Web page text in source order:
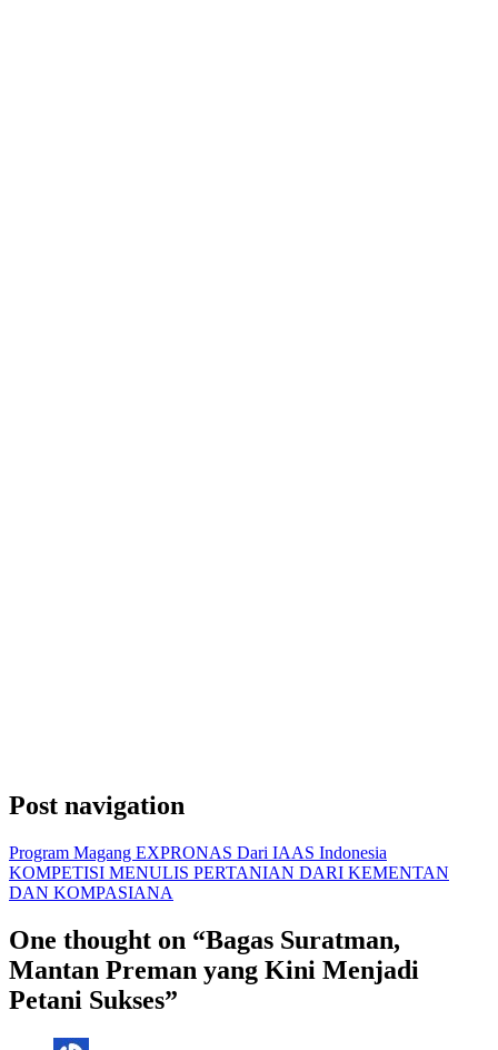
Post navigation
Program Magang EXPRONAS Dari IAAS Indonesia
KOMPETISI MENULIS PERTANIAN DARI KEMENTAN
DAN KOMPASIANA
One thought on “Bagas Suratman,
Mantan Preman yang Kini Menjadi
Petani Sukses”